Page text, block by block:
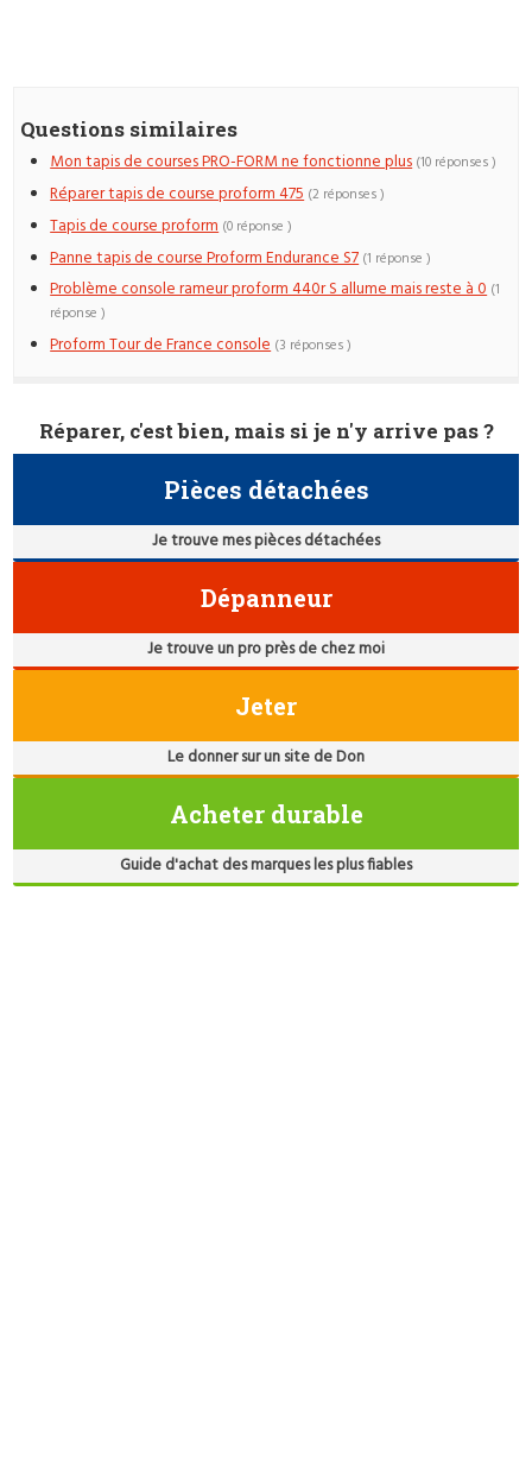
Questions similaires
Mon tapis de courses PRO-FORM ne fonctionne plus (10 réponses )
Réparer tapis de course proform 475 (2 réponses )
Tapis de course proform (0 réponse )
Panne tapis de course Proform Endurance S7 (1 réponse )
Problème console rameur proform 440r S allume mais reste à 0 (1
réponse )
Proform Tour de France console (3 réponses )
Réparer, c'est bien, mais si je n'y arrive pas ?
Pièces détachées
Je trouve mes pièces détachées
Dépanneur
Je trouve un pro près de chez moi
Jeter
Le donner sur un site de Don
Acheter durable
Guide d'achat des marques les plus fiables